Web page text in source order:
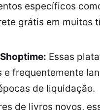
específicos
grátis em muitos
Essas
frequentemente
de liquidação.
de livros novos,